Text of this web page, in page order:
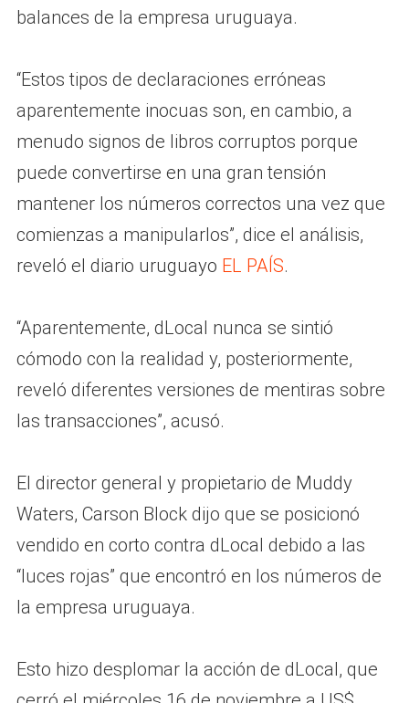
balances de la empresa uruguaya.
“Estos tipos de declaraciones erróneas
aparentemente inocuas son, en cambio, a
menudo signos de libros corruptos porque
puede convertirse en una gran tensión
mantener los números correctos una vez que
comienzas a manipularlos”, dice el análisis,
reveló el diario uruguayo EL PAÍS.
“Aparentemente, dLocal nunca se sintió
cómodo con la realidad y, posteriormente,
reveló diferentes versiones de mentiras sobre
las transacciones”, acusó.
El director general y propietario de Muddy
Waters, Carson Block dijo que se posicionó
vendido en corto contra dLocal debido a las
“luces rojas” que encontró en los números de
la empresa uruguaya.
Esto hizo desplomar la acción de dLocal, que